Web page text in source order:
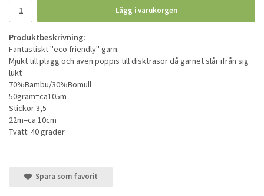
Lägg i varukorgen
Produktbeskrivning:
Fantastiskt "eco friendly" garn.
Mjukt till plagg och även poppis till disktrasor då garnet slår ifrån sig
lukt
70%Bambu/30%Bomull
50gram=ca105m
Stickor 3,5
22m=ca 10cm
Tvätt: 40 grader
Spara som favorit